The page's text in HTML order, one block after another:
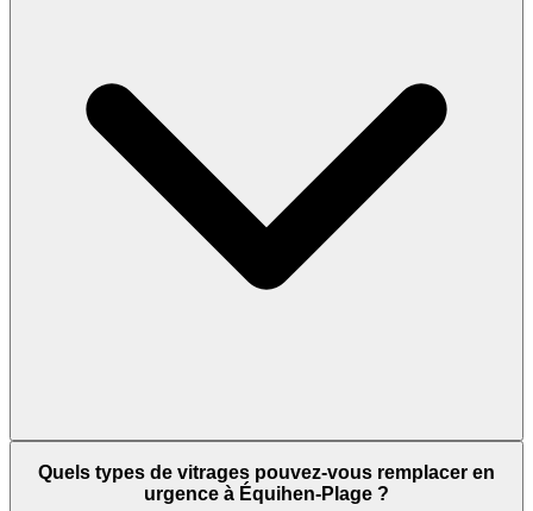
Quels types de vitrages pouvez-vous remplacer en
urgence à Équihen-Plage ?